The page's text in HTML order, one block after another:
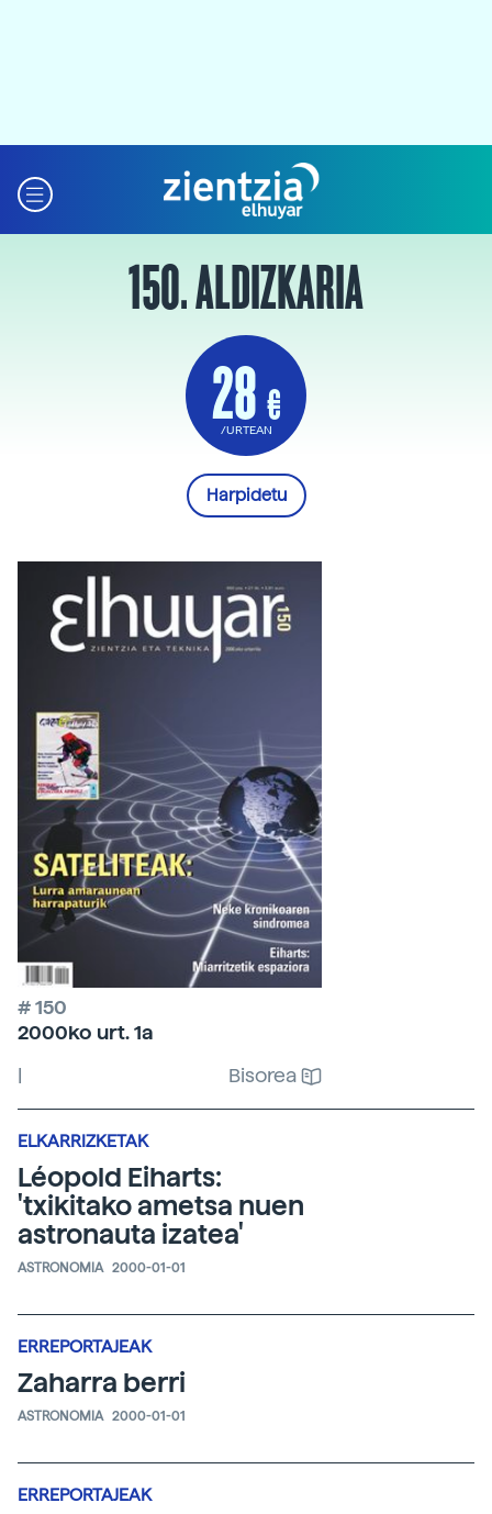
150. ALDIZKARIA
28 €
/URTEAN
Harpidetu
# 150
2000ko urt. 1a
|
Bisorea
ELKARRIZKETAK
Léopold Eiharts:
'txikitako ametsa nuen
astronauta izatea'
ASTRONOMIA 2000-01-01
ERREPORTAJEAK
Zaharra berri
ASTRONOMIA 2000-01-01
ERREPORTAJEAK